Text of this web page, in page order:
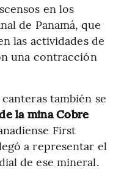
en los
de Panamá, que
las actividades de
una contracción
también se
la mina Cobre
First
a representar el
de ese mineral.